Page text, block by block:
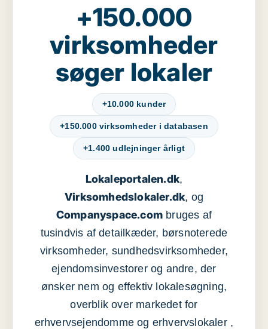
+150.000
virksomheder
søger lokaler
+10.000 kunder
+150.000 virksomheder i databasen
+1.400 udlejninger årligt
Lokaleportalen.dk,
Virksomhedslokaler.dk, og
Companyspace.com bruges af
tusindvis af detailkæder, børsnoterede
virksomheder, sundhedsvirksomheder,
ejendomsinvestorer og andre, der
ønsker nem og effektiv lokalesøgning,
overblik over markedet for
erhvervsejendomme og erhvervslokaler ,